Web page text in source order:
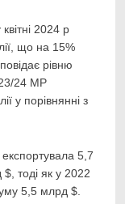
2024 р
що на 15%
рівню
24 МР
у порівнянні з
5,7
тоді як у 2022
5,5 млрд $.